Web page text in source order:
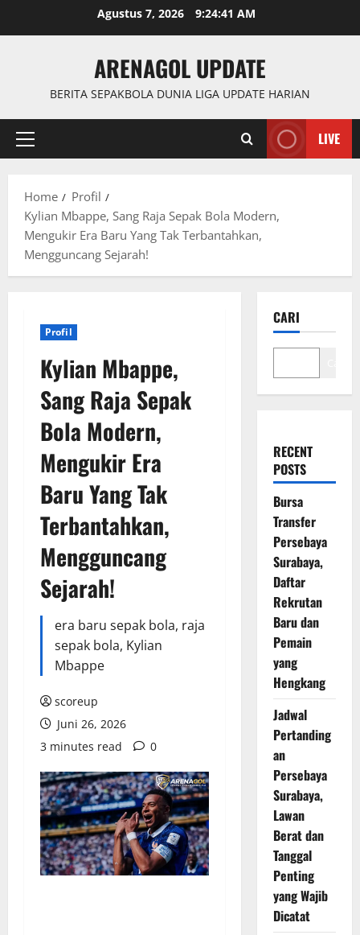
Agustus 7, 2026 9:24:41 AM
ARENAGOL UPDATE
BERITA SEPAKBOLA DUNIA LIGA UPDATE HARIAN
Primary
LIVE
Home
Profil
Kylian Mbappe, Sang Raja Sepak Bola Modern,
Mengukir Era Baru Yang Tak Terbantahkan,
Mengguncang Sejarah!
Profil
Kylian Mbappe,
Sang Raja Sepak
Bola Modern,
Mengukir Era
Baru Yang Tak
Terbantahkan,
Mengguncang
Sejarah!
era baru sepak bola, raja
sepak bola, Kylian
Mbappe
scoreup
Juni 26, 2026
3 minutes read
0
CARI
RECENT
POSTS
Bursa
Transfer
Persebaya
Surabaya,
Daftar
Rekrutan
Baru dan
Pemain
yang
Hengkang
Jadwal
Pertanding
an
Persebaya
Surabaya,
Lawan
Berat dan
Tanggal
Penting
yang Wajib
Dicatat